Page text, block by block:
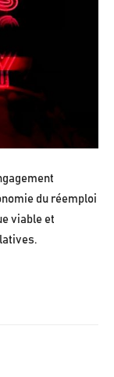
du réemploi
viable et